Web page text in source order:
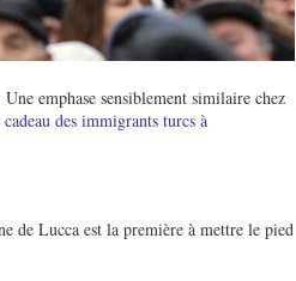
emphase sensiblement similaire chez
cadeau des immigrants turcs à
de Lucca est la première à mettre le pied